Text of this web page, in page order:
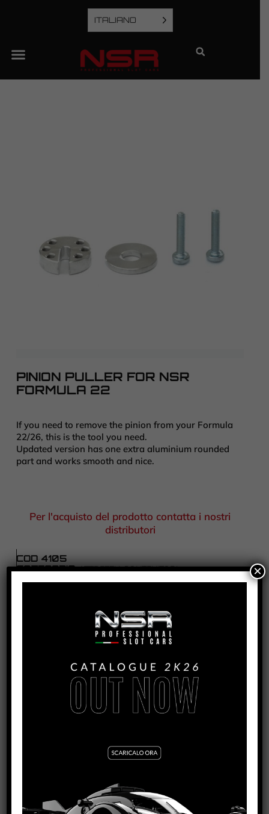
ITALIANO
PINION PULLER FOR NSR
FORMULA 22
If you need to remove the pinion from your Formula
22/26, this is the tool you need.
Updated version has one extra aluminium rounded
part and works smooth and nice.
Per l'acquisto del prodotto contatta i nostri
distributori
COD 4105
CATEGORIA ATTREZZI | CONTENITORI
Formula 22/26
PRODOTTI CORRELATI
SET INSERTS FOR 16,5MM WHEELS (FORMULA
5470/5471/5472/5473
×